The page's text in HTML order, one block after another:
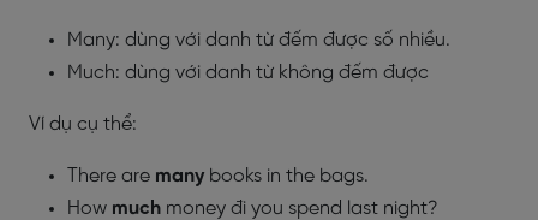
Many: dùng với danh từ đếm được số nhiều.
Much: dùng với danh từ không đếm được
Ví dụ cụ thể:
There are many books in the bags.
How much money đi you spend last night?